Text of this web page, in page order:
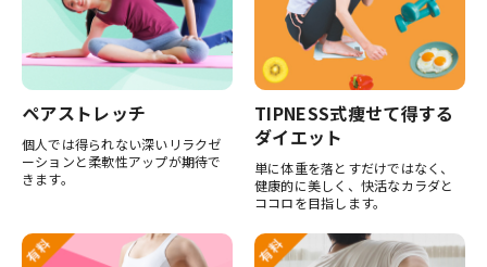
ペアストレッチ
個人では得られない深いリラクゼ
ーションと柔軟性アップが期待で
きます。
TIPNESS式痩せて得する
ダイエット
単に体重を落とすだけではなく、
健康的に美しく、快活なカラダと
ココロを目指します。